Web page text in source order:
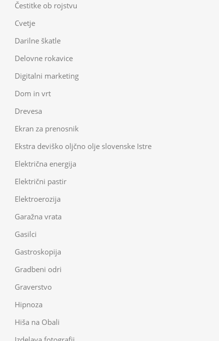
Čestitke ob rojstvu
Cvetje
Darilne škatle
Delovne rokavice
Digitalni marketing
Dom in vrt
Drevesa
Ekran za prenosnik
Ekstra deviško oljčno olje slovenske Istre
Električna energija
Električni pastir
Elektroerozija
Garažna vrata
Gasilci
Gastroskopija
Gradbeni odri
Graverstvo
Hipnoza
Hiša na Obali